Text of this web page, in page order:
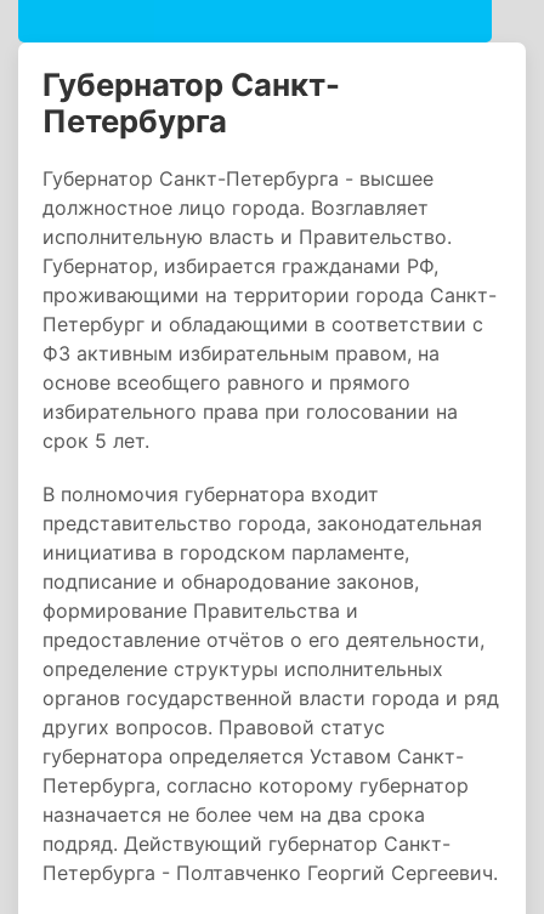
Губернатор Санкт-
Петербурга
Губернатор Санкт-Петербурга - высшее
должностное лицо города. Возглавляет
исполнительную власть и Правительство.
Губернатор, избирается гражданами РФ,
проживающими на территории города Санкт-
Петербург и обладающими в соответствии с
ФЗ активным избирательным правом, на
основе всеобщего равного и прямого
избирательного права при голосовании на
срок 5 лет.
В полномочия губернатора входит
представительство города, законодательная
инициатива в городском парламенте,
подписание и обнародование законов,
формирование Правительства и
предоставление отчётов о его деятельности,
определение структуры исполнительных
органов государственной власти города и ряд
других вопросов. Правовой статус
губернатора определяется Уставом Санкт-
Петербурга, согласно которому губернатор
назначается не более чем на два срока
подряд. Действующий губернатор Санкт-
Петербурга - Полтавченко Георгий Сергеевич.